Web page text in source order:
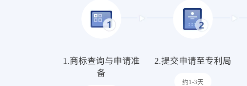
1.商标查询与申请准
备
2.提交申请至专利局
约1-3天